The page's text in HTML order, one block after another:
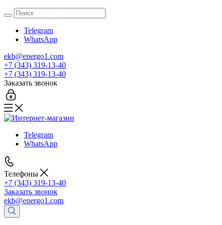
Telegram
WhatsApp
ekb@energo1.com
+7 (343) 319-13-40
+7 (343) 319-13-40
Заказать звонок
Telegram
WhatsApp
Телефоны
+7 (343) 319-13-40
Заказать звонок
ekb@energo1.com